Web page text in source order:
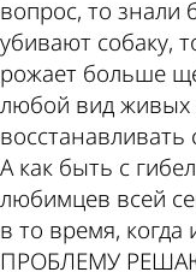
вопрос, то знали
убивают собаку,
рожает больше
любой вид живых
А как быть с
любимцев всей
в то время, когда
ПРОБЛЕМУ